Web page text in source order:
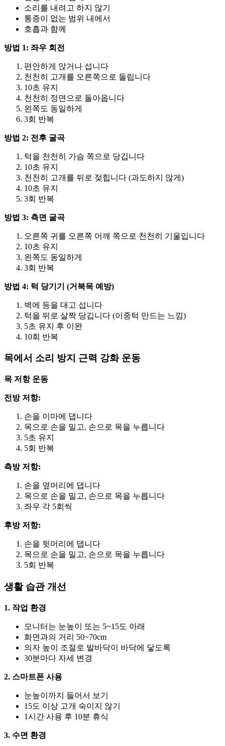
소리를 내려고 하지 않기
통증이 없는 범위 내에서
호흡과 함께
방법 1: 좌우 회전
편안하게 앉거나 섭니다
천천히 고개를 오른쪽으로 돌립니다
10초 유지
천천히 정면으로 돌아옵니다
왼쪽도 동일하게
3회 반복
방법 2: 전후 굴곡
턱을 천천히 가슴 쪽으로 당깁니다
10초 유지
천천히 고개를 뒤로 젖힙니다 (과도하지 않게)
10초 유지
3회 반복
방법 3: 측면 굴곡
오른쪽 귀를 오른쪽 어깨 쪽으로 천천히 기울입니다
10초 유지
왼쪽도 동일하게
3회 반복
방법 4: 턱 당기기 (거북목 예방)
벽에 등을 대고 섭니다
턱을 뒤로 살짝 당깁니다 (이중턱 만드는 느낌)
5초 유지 후 이완
10회 반복
목에서 소리 방지 근력 강화 운동
목 저항 운동
전방 저항:
손을 이마에 댑니다
목으로 손을 밀고, 손으로 목을 누릅니다
5초 유지
5회 반복
측방 저항:
손을 옆머리에 댑니다
목으로 손을 밀고, 손으로 목을 누릅니다
좌우 각 5회씩
후방 저항:
손을 뒷머리에 댑니다
목으로 손을 밀고, 손으로 목을 누릅니다
5회 반복
생활 습관 개선
1. 작업 환경
모니터는 눈높이 또는 5~15도 아래
화면과의 거리 50~70cm
의자 높이 조절로 발바닥이 바닥에 닿도록
30분마다 자세 변경
2. 스마트폰 사용
눈높이까지 들어서 보기
15도 이상 고개 숙이지 않기
1시간 사용 후 10분 휴식
3. 수면 환경